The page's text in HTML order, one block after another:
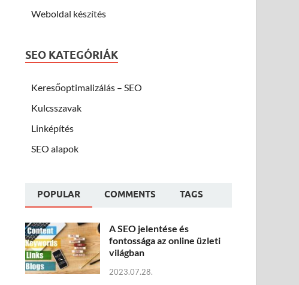
Weboldal készítés
SEO KATEGÓRIÁK
Keresőoptimalizálás – SEO
Kulcsszavak
Linképítés
SEO alapok
POPULAR COMMENTS TAGS
A SEO jelentése és
fontossága az online üzleti
világban
2023.07.28.